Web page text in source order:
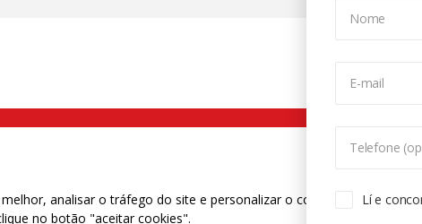
Nome
E-mail
Telefone
Lí e
(11) 2108 9200 - Fax (11) 2108 9310
analisar o tráfego do site e personalizar o conteúdo. Para
no botão "aceitar cookies".